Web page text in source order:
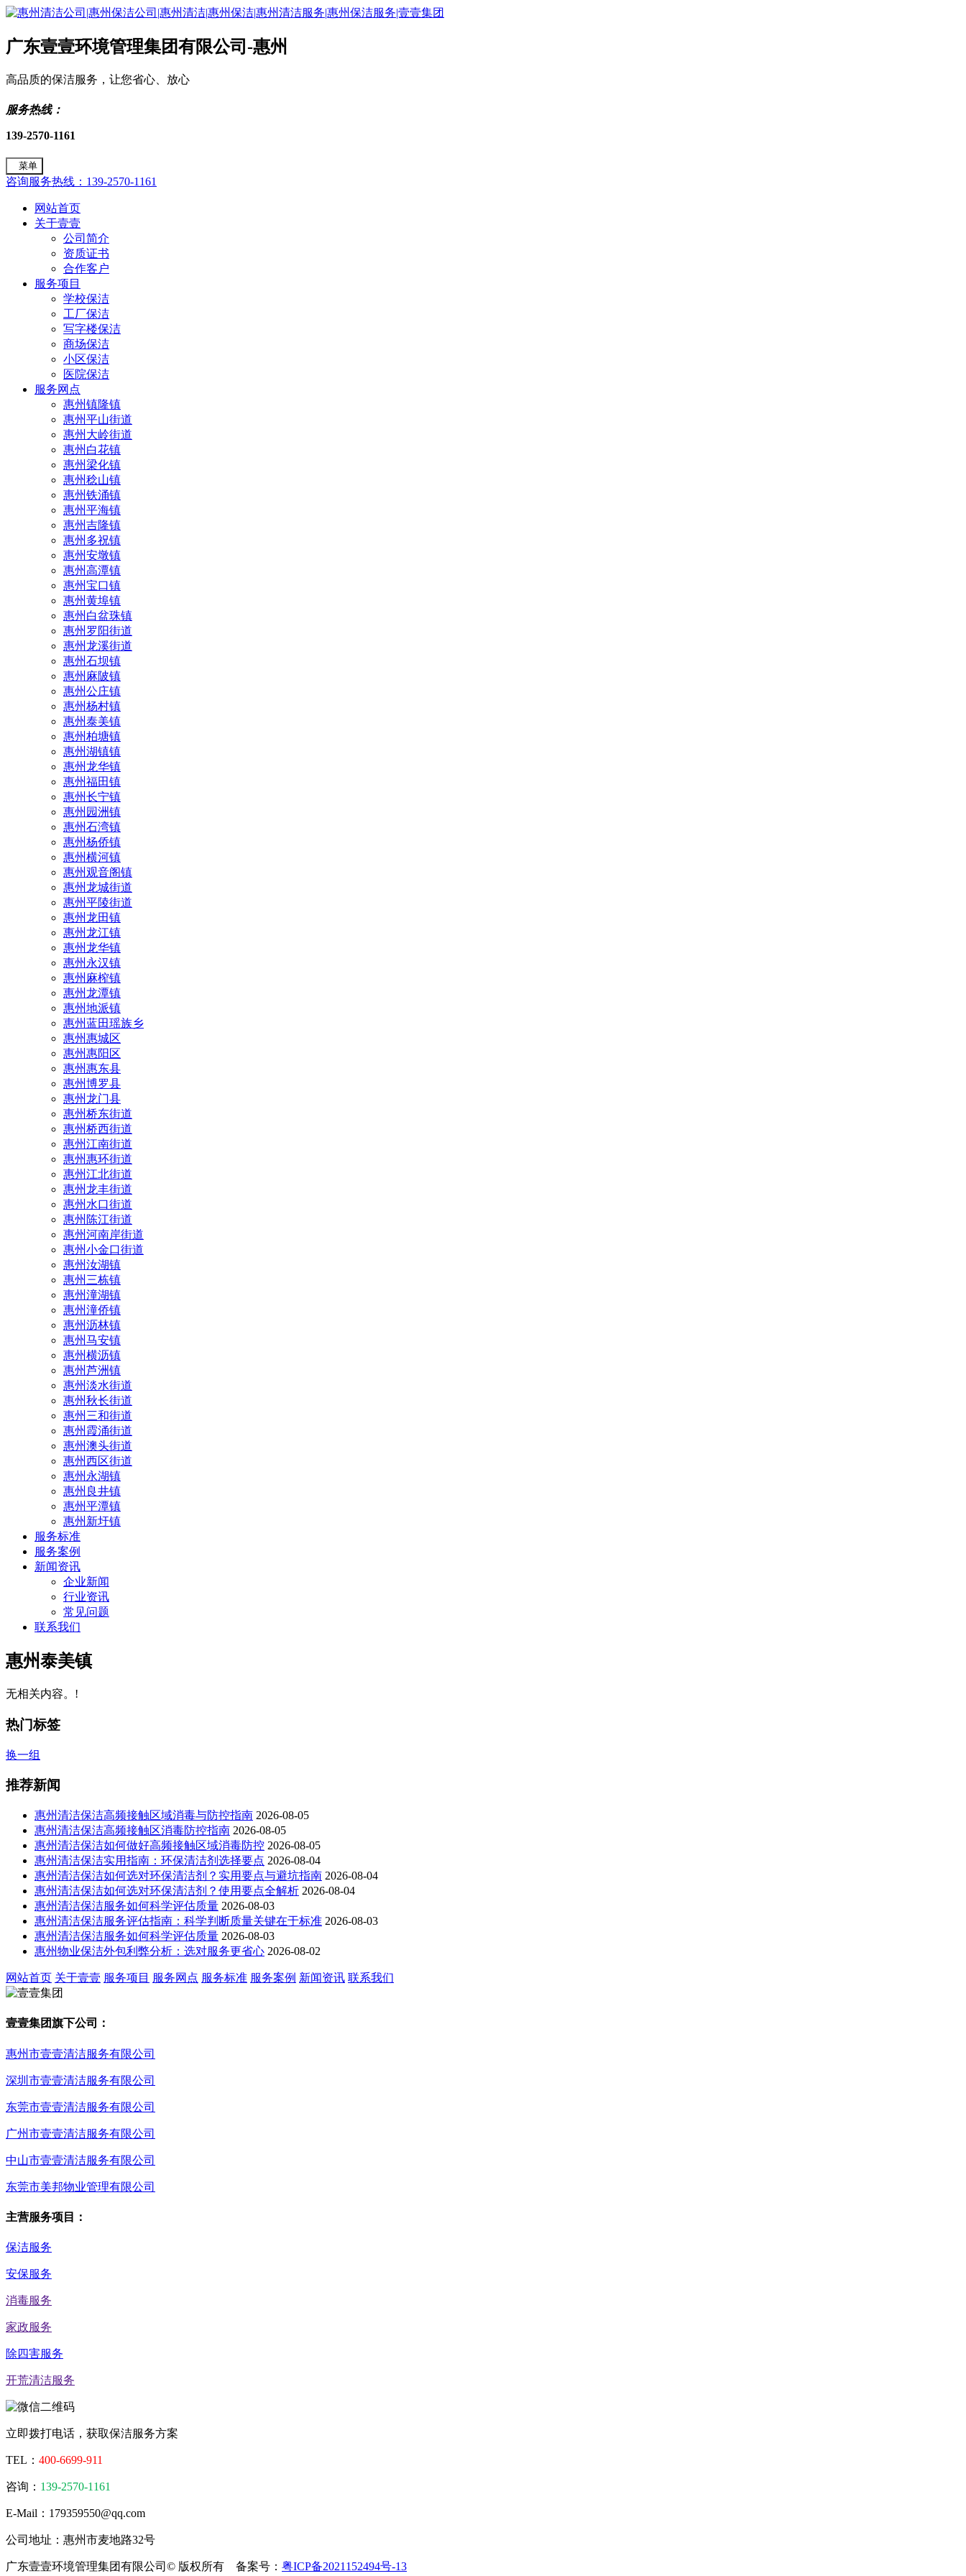
广东壹壹环境管理集团有限公司-惠州
高品质的保洁服务，让您省心、放心
服务热线：
139-2570-1161
菜单
咨询服务热线：139-2570-1161
网站首页
关于壹壹
公司简介
资质证书
合作客户
服务项目
学校保洁
工厂保洁
写字楼保洁
商场保洁
小区保洁
医院保洁
服务网点
惠州镇隆镇
惠州平山街道
惠州大岭街道
惠州白花镇
惠州梁化镇
惠州稔山镇
惠州铁涌镇
惠州平海镇
惠州吉隆镇
惠州多祝镇
惠州安墩镇
惠州高潭镇
惠州宝口镇
惠州黄埠镇
惠州白盆珠镇
惠州罗阳街道
惠州龙溪街道
惠州石坝镇
惠州麻陂镇
惠州公庄镇
惠州杨村镇
惠州泰美镇
惠州柏塘镇
惠州湖镇镇
惠州龙华镇
惠州福田镇
惠州长宁镇
惠州园洲镇
惠州石湾镇
惠州杨侨镇
惠州横河镇
惠州观音阁镇
惠州龙城街道
惠州平陵街道
惠州龙田镇
惠州龙江镇
惠州龙华镇
惠州永汉镇
惠州麻榨镇
惠州龙潭镇
惠州地派镇
惠州蓝田瑶族乡
惠州惠城区
惠州惠阳区
惠州惠东县
惠州‌博罗县
惠州‌龙门县
惠州桥东街道
惠州桥西街道
惠州江南街道
惠州惠环街道
惠州江北街道
惠州龙丰街道
惠州水口街道
惠州陈江街道
惠州河南岸街道
惠州小金口街道
惠州汝湖镇
惠州三栋镇
惠州潼湖镇
惠州潼侨镇
惠州沥林镇
惠州马安镇
惠州横沥镇
惠州芦洲镇
惠州淡水街道
惠州秋长街道
惠州三和街道
惠州霞涌街道
惠州澳头街道
惠州西区街道
惠州永湖镇
惠州良井镇
惠州平潭镇
惠州新圩镇
服务标准
服务案例
新闻资讯
企业新闻
行业资讯
常见问题
联系我们
惠州泰美镇
无相关内容。!
热门标签
换一组
推荐新闻
惠州清洁保洁高频接触区域消毒与防控指南 2026-08-05
惠州清洁保洁高频接触区消毒防控指南 2026-08-05
惠州清洁保洁如何做好高频接触区域消毒防控 2026-08-05
惠州清洁保洁实用指南：环保清洁剂选择要点 2026-08-04
惠州清洁保洁如何选对环保清洁剂？实用要点与避坑指南 2026-08-04
惠州清洁保洁如何选对环保清洁剂？使用要点全解析 2026-08-04
惠州清洁保洁服务如何科学评估质量 2026-08-03
惠州清洁保洁服务评估指南：科学判断质量关键在于标准 2026-08-03
惠州清洁保洁服务如何科学评估质量 2026-08-03
惠州物业保洁外包利弊分析：选对服务更省心 2026-08-02
网站首页 关于壹壹 服务项目 服务网点 服务标准 服务案例 新闻资讯 联系我们
壹壹集团旗下公司：
惠州市壹壹清洁服务有限公司
深圳市壹壹清洁服务有限公司
东莞市壹壹清洁服务有限公司
广州市壹壹清洁服务有限公司
中山市壹壹清洁服务有限公司
东莞市美邦物业管理有限公司
主营服务项目：
保洁服务
安保服务
消毒服务
家政服务
除四害服务
开荒清洁服务
立即拨打电话，获取保洁服务方案
TEL： 400-6699-911
咨询： 139-2570-1161
E-Mail：179359550@qq.com
公司地址：惠州市麦地路32号
广东壹壹环境管理集团有限公司© 版权所有 备案号： 粤ICP备2021152494号-13